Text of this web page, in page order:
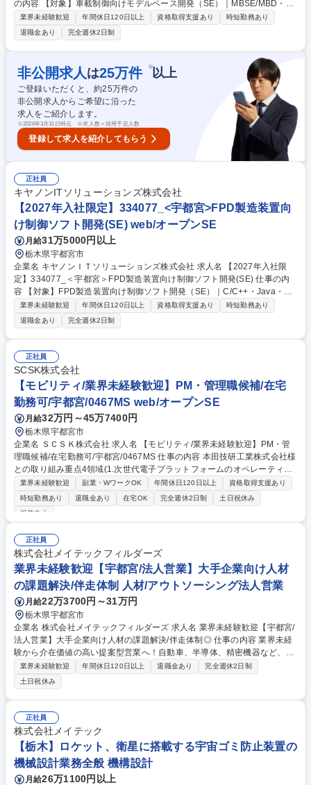
の内容 【対象】車載制御向けモデルベース開発（SE）｜MBSE/MBD・Si
mulink・リモート可 【役割】SE 【内容】 ・車載制御システムのアプリケ
ーションにおけるモデルベース開発（MBSE/MBD） ・要求分析から要件
定義、設計、実装、テストまで幅広く担当する業務 募集職種 【2027年入
社限定】334088_＜宇都宮＞車載制御向けモデルベース開発(SE)/在宅可
業界未経験歓迎 年間休日120日以上 資格取得支援あり
時短勤務あり
退職金あり
完全週休2日制
非公開求人 は25万件 ※以上
ご登録いただくと、約25万件の
非公開求人からご希望に沿った
求人をご紹介します。
※2026年3月31日時点 ※求人数＝採用予定人数
登録して求人を紹介してもらう
正社員
キヤノンITソリューションズ株式会社
【2027年入社限定】334077_<宇都宮>FPD製造装置向
け制御ソフト開発(SE) web/オープンSE
月給31万5000円以上
栃木県宇都宮市
企業名 キヤノンＩＴソリューションズ株式会社 求人名 【2027年入社限
定】334077_＜宇都宮＞FPD製造装置向け制御ソフト開発(SE) 仕事の内
容 【対象】FPD製造装置向け制御ソフト開発（SE）｜C/C++・Java・大
規模プロジェクト（60名規模プロジェクト） 【役割】SE（将来的にサブ
リーダー→PL→PMへステップアップしていただく。チーム人数5～10名
程度） 【内容】 ・要求仕様にもとづき、装置制御の基本設計・詳細設
計、プログラミング、実機シミュレーターまたは実機を用いた評価 ・業務
を理解した後は、週3日程度、リモートワークで業務をしていただけま
す。 募集職種 【2027年入社限定】334077_＜宇都宮＞FPD製造装置向け
制御ソフト開発(SE)
業界未経験歓迎 年間休日120日以上 資格取得支援あり
時短勤務あり
退職金あり
完全週休2日制
正社員
SCSK株式会社
【モビリティ/業界未経験歓迎】PM・管理職候補/在宅
勤務可/宇都宮/0467MS web/オープンSE
月給32万円～45万7400円
栃木県宇都宮市
企業名 ＳＣＳＫ株式会社 求人名 【モビリティ/業界未経験歓迎】PM・管
理職候補/在宅勤務可/宇都宮/0467MS 仕事の内容 本田技研工業株式会社様
との取り組み重点4領域(1.次世代電子プラットフォームのオペレーティン
グシステム、2.電動パワートレーン、3.先進安全・自動運転、4.IVI：イン
ビークルインフォテインメント)における ソフトウェア開発のプロジェク
ト管理全般を推進していただきます。 ■プロジェクトチームのリーディン
定義（顧客折衝含む）：お客様のニーズや課題をヒヤリングし、プロジェ
クトの要件を定義 ■進捗管理：プロジェクトの進行状況を監視し、納期と
予算に対して責任をもって調整 募集職種 【モビリティ/業界未経験歓迎】
PM・管理職候補/在宅勤務可/宇都宮/0467MS
業界未経験歓迎 副業・WワークOK 年間休日120日以上
資格取得支援あり
時短勤務あり
退職金あり 在宅OK 完全週休2日制
土日祝休み
服装自由
正社員
株式会社メイテックフィルダーズ
業界未経験歓迎【宇都宮/法人営業】大手企業向け人材
の課題解決/伴走体制 人材/アウトソーシング法人営業
月給22万3700円～31万円
栃木県宇都宮市
企業名 株式会社メイテックフィルダーズ 求人名 業界未経験歓迎【宇都宮/
法人営業】大手企業向け人材の課題解決/伴走体制◎ 仕事の内容 業界未経
験から介在価値の高い提案型営業へ！自動車、半導体、精密機器など、日
本のモノづくりを支える大手・優良メーカーの人材領域の課題解決と、正
社員エンジニアのキャリア支援を両立する法人営業です。 【対企業(5
割)】担当顧客は5～10社。大手・優良メーカーの技術課題をヒアリング
し、エンジニアをマッチングする提案型の法人営業。 【対エンジニア(5
割)】担当は30～40名。エンジニアのキャリアに寄り添い、希望に沿った
プロジェクトへ導く伴走支援。 ★魅力：メイテックフィルダーズならでは
の「段階的な育成・伴走体制による成長環境」が特徴。企業と人の成長双
方に深く介在できる提案型の営業としてキャリアアップ可能。 募集職種
業界未経験歓迎【宇都宮/法人営業】大手企業向け人材の課題解決/伴走体
制◎
業界未経験歓迎 年間休日120日以上 退職金あり
完全週休2日制
土日祝休み
正社員
株式会社メイテック
【栃木】ロケット、衛星に搭載する宇宙ゴミ防止装置の
機械設計業務全般 機構設計
月給26万1100円以上